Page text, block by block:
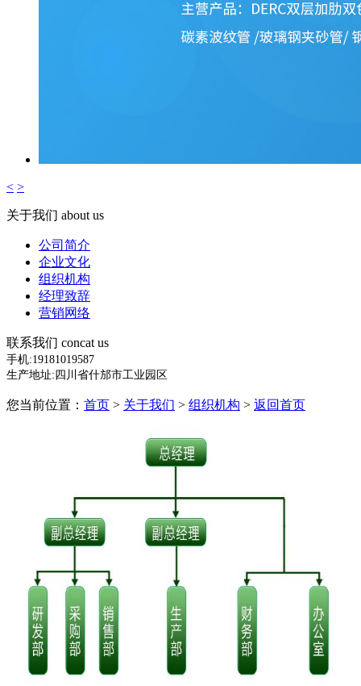
< >
关于我们 about us
公司简介
企业文化
组织机构
经理致辞
营销网络
联系我们 concat us
手机:19181019587
生产地址:四川省什邡市工业园区
您当前位置： 首页 > 关于我们 > 组织机构 > 返回首页